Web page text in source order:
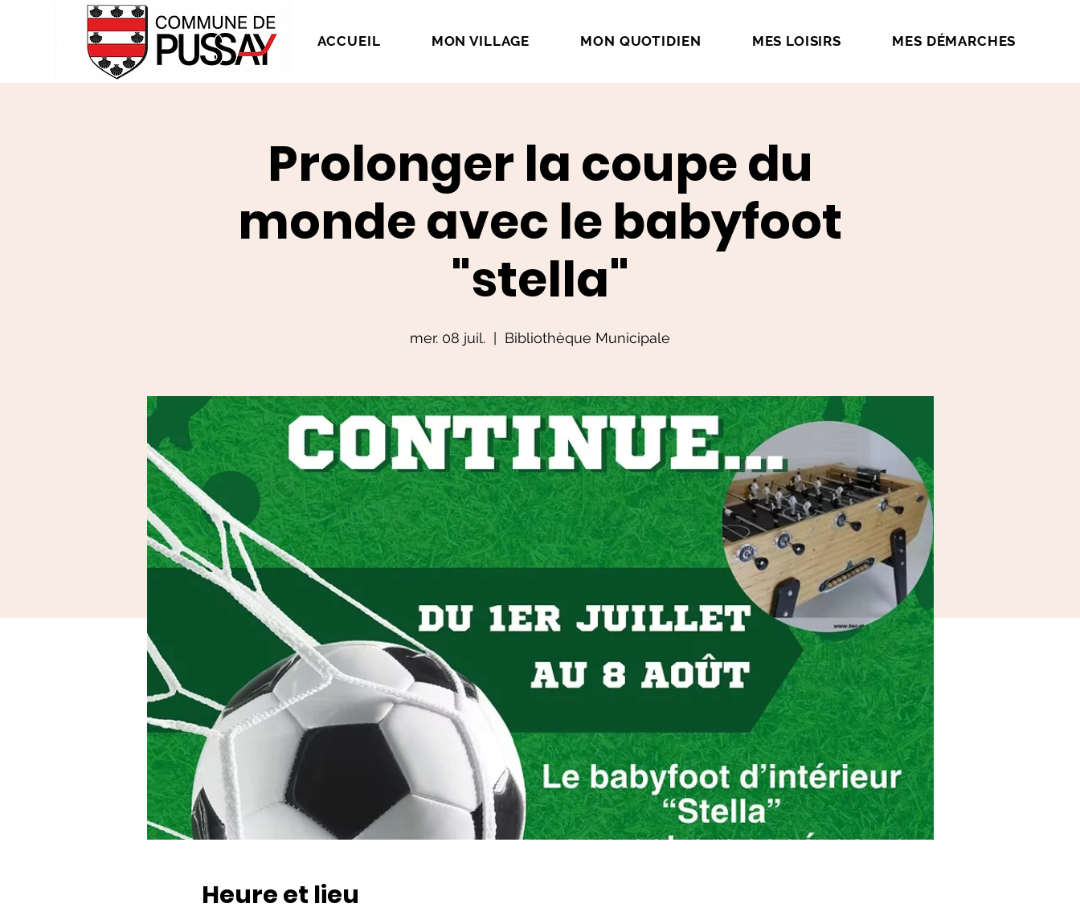
ACCUEIL MON VILLAGE MON QUOTIDIEN MES LOISIRS MES DÉMARCHES
Prolonger la coupe du
monde avec le babyfoot
"stella"
mer. 08 juil. Bibliothèque Municipale
Heure et lieu